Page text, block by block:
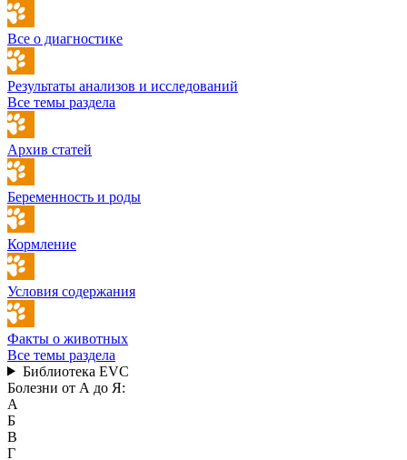
Все о диагностике
Результаты анализов и исследований
Все темы раздела
Архив статей
Беременность и роды
Кормление
Условия содержания
Факты о животных
Все темы раздела
Библиотека EVC
Болезни от А до Я:
А
Б
В
Г